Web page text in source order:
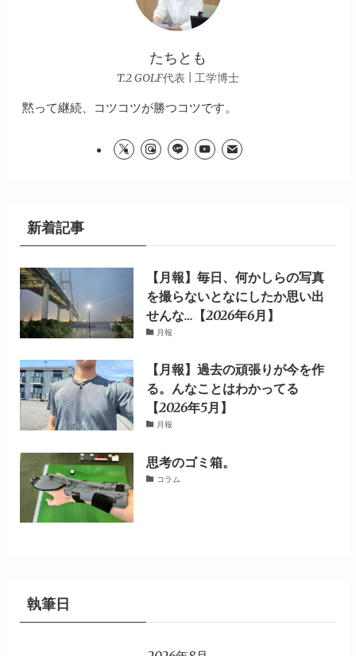
たちとも
T.2 GOLF代表 | 工学博士
黙って継続、コツコツが勝つコツです。
新着記事
【月報】毎日、何かしらの写真
を撮らないとなにしたか思い出
せんな…【2026年6月】
月報
【月報】過去の頑張りが今を作
る。んなことはわかってる
【2026年5月】
月報
思考のゴミ箱。
コラム
執筆日